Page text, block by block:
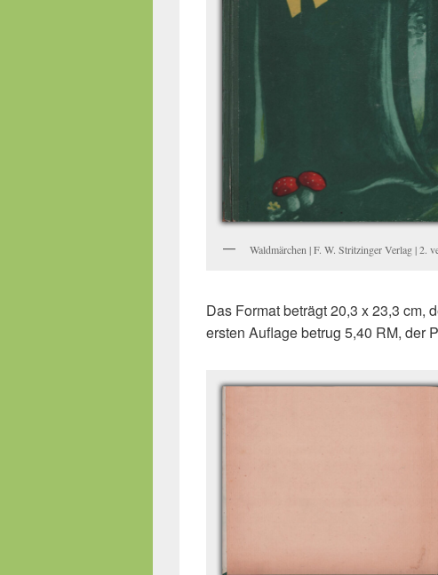
Waldmärchen | F. W. Stritzinger Verlag | 2.
Das Format beträgt 20,3 x 23,3 cm,
ersten Auflage betrug 5,40 RM, der